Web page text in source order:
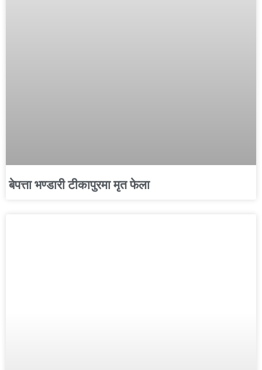
बेपत्ता भण्डारी टीकापुरमा मृत फेला